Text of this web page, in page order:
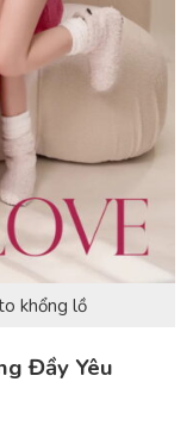
khổng lồ
Đầy Yêu